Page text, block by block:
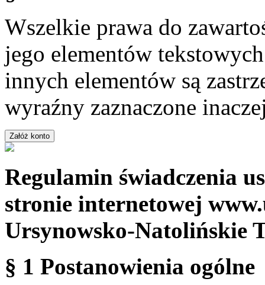
Wszelkie prawa do
jego elementów
innych elementów są
wyraźny zaznaczone
Regulamin świadczenia
stronie internetowej
Ursynowsko-Natolińskie
§ 1 Postanowienia ogólne